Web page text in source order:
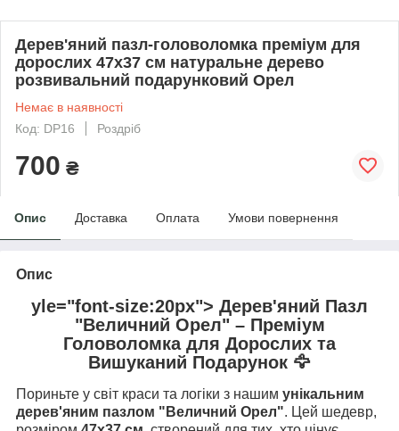
Дерев'яний пазл-головоломка преміум для
дорослих 47x37 см натуральне дерево
розвивальний подарунковий Орел
Немає в наявності
Код: DP16
Роздріб
700 ₴
Опис Доставка Оплата Умови повернення
Опис
yle="font-size:20px"> Дерев'яний Пазл
"Величний Орел" – Преміум
Головоломка для Дорослих та
Вишуканий Подарунок 🦅
Пориньте у світ краси та логіки з нашим унікальним
дерев'яним пазлом "Величний Орел". Цей шедевр,